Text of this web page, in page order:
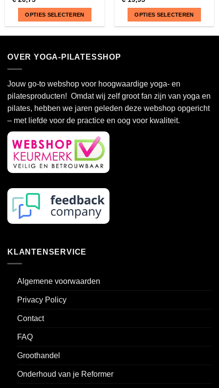
OPTIES SELECTEREN
meerdere
variaties.
Deze
optie
gekozen
worden
op
de
productpagina
OPTIES SELECTEREN
Deze
gekozen
worden
OVER YOGA-PILATESSHOP
Jouw go-to webshop voor hoogwaardige yoga- en
pilatesproducten! Omdat wij zelf groot fan zijn van yoga en
pilates, hebben we jaren geleden deze webshop opgericht
– met liefde voor de practice en oog voor kwaliteit.
KLANTENSERVICE
Algemene voorwaarden
Privacy Policy
Contact
FAQ
Groothandel
Onderhoud van je Reformer